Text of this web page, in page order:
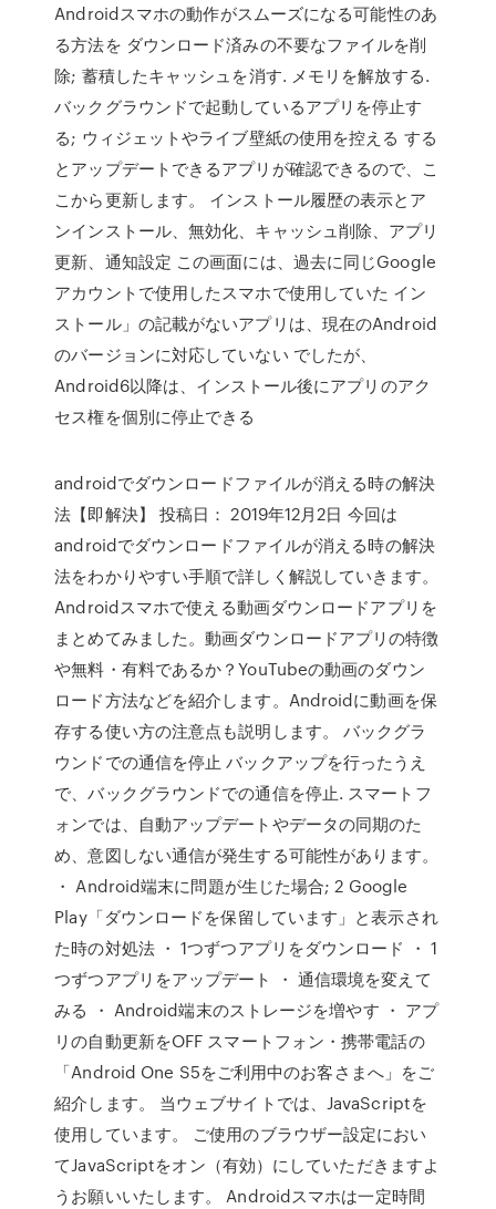
Androidスマホの動作がスムーズになる可能性のあ
る方法を ダウンロード済みの不要なファイルを削
除; 蓄積したキャッシュを消す. メモリを解放する.
バックグラウンドで起動しているアプリを停止す
る; ウィジェットやライブ壁紙の使用を控える する
とアップデートできるアプリが確認できるので、こ
こから更新します。 インストール履歴の表示とア
ンインストール、無効化、キャッシュ削除、アプリ
更新、通知設定 この画面には、過去に同じGoogle
アカウントで使用したスマホで使用していた イン
ストール」の記載がないアプリは、現在のAndroid
のバージョンに対応していない でしたが、
Android6以降は、インストール後にアプリのアク
セス権を個別に停止できる
androidでダウンロードファイルが消える時の解決
法【即解決】 投稿日： 2019年12月2日 今回は
androidでダウンロードファイルが消える時の解決
法をわかりやすい手順で詳しく解説していきます。
Androidスマホで使える動画ダウンロードアプリを
まとめてみました。動画ダウンロードアプリの特徴
や無料・有料であるか？YouTubeの動画のダウン
ロード方法などを紹介します。Androidに動画を保
存する使い方の注意点も説明します。 バックグラ
ウンドでの通信を停止 バックアップを行ったうえ
で、バックグラウンドでの通信を停止. スマートフ
ォンでは、自動アップデートやデータの同期のた
め、意図しない通信が発生する可能性があります。
・ Android端末に問題が生じた場合; 2 Google
Play「ダウンロードを保留しています」と表示され
た時の対処法 ・ 1つずつアプリをダウンロード ・ 1
つずつアプリをアップデート ・ 通信環境を変えて
みる ・ Android端末のストレージを増やす ・ アプ
リの自動更新をOFF スマートフォン・携帯電話の
「Android One S5をご利用中のお客さまへ」をご
紹介します。 当ウェブサイトでは、JavaScriptを
使用しています。 ご使用のブラウザー設定におい
てJavaScriptをオン（有効）にしていただきますよ
うお願いいたします。 Androidスマホは一定時間